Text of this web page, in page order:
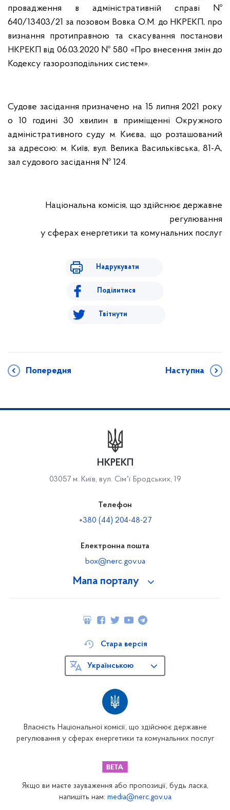
провадження в адміністративній справі №
640/13403/21 за позовом Вовка О.М. до НКРЕКП, про
визнання протиправною та скасування постанови
НКРЕКП від 06.03.2020 № 580 «Про внесення змін до
Кодексу газорозподільних систем».
Судове засідання призначено на 15 липня 2021 року
о 10 годині 30 хвилин в приміщенні Окружного
адміністративного суду м. Києва, що розташований
за адресою: м. Київ, вул. Велика Васильківська, 81-А,
зал судового засідання № 124.
Національна комісія, що здійснює державне
регулювання
у сферах енергетики та комунальних послуг
Надрукувати
Поділитися
Твітнути
Попередня Наступна
Мапа порталу
НКРЕКП
03057 м. Київ, вул. Сімʼї Бродських, 19
Телефон
+380 (44) 204-48-27
Електронна пошта
box@nerc.gov.ua
Власність Національної комісії, що здійснює державне
регулювання у сферах енергетики та комунальних послуг
Стара версія
Українською
Якщо ви маєте зауваження або пропозиції, будь ласка,
напишіть нам: media@nerc.gov.ua